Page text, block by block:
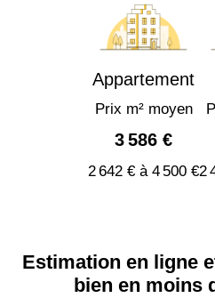
Appartement
Prix m² moyen
3 586 €
2 642 € à 4 500 €2
Estimation en ligne
bien en moins